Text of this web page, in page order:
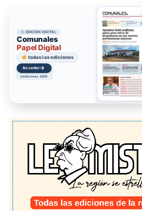
EDICIÓN DIGITAL
Comunales
Papel Digital
todas las ediciones
Acceder→
ediciones 2026